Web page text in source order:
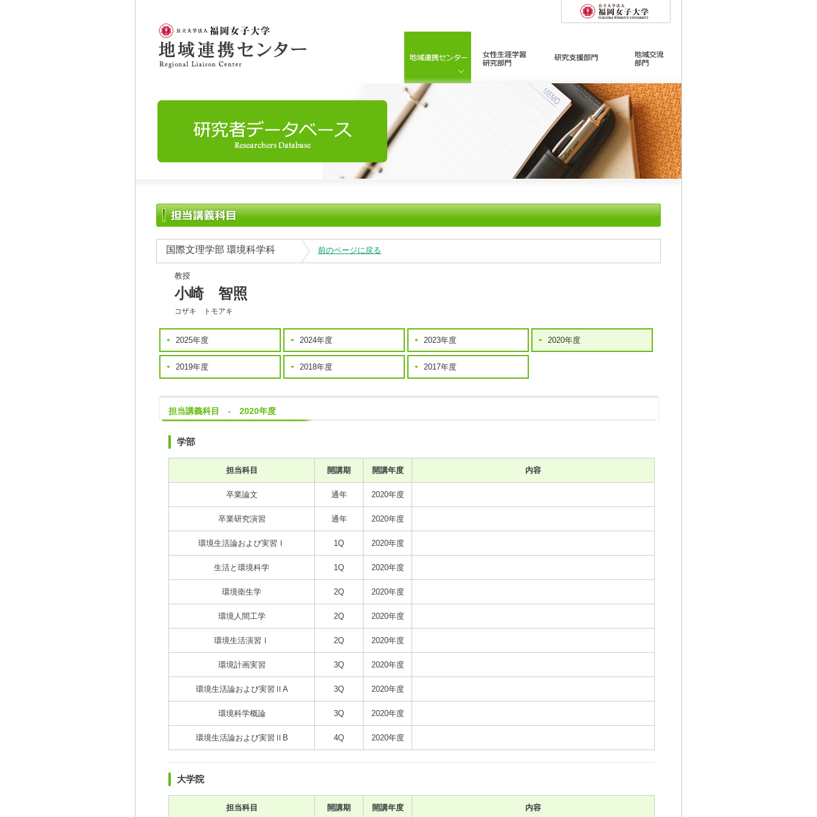
国際文理学部 環境科学科 前のページに戻る
教授
小崎 智照
コザキ トモアキ
2025年度 2024年度 2023年度 2020年度
2019年度 2018年度 2017年度
担当講義科目 - 2020年度
学部
担当科目 開講期 開講年度 内容
卒業論文 通年 2020年度
卒業研究演習 通年 2020年度
環境生活論および実習Ⅰ 1Q 2020年度
生活と環境科学 1Q 2020年度
環境衛生学 2Q 2020年度
環境人間工学 2Q 2020年度
環境生活演習Ⅰ 2Q 2020年度
環境計画実習 3Q 2020年度
環境生活論および実習ⅡA 3Q 2020年度
環境科学概論 3Q 2020年度
環境生活論および実習ⅡB 4Q 2020年度
大学院
担当科目 開講期 開講年度 内容